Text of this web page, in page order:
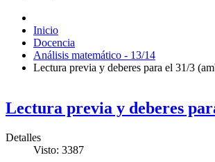
Inicio
Docencia
Análisis matemático - 13/14
Lectura previa y deberes para el 31/3
Lectura previa y deberes
Detalles
Visto: 3387